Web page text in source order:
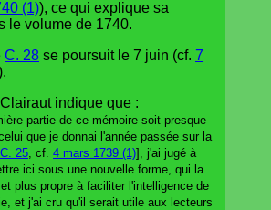
(1)), ce qui explique sa
le volume de 1740.
C. 28 se poursuit le 7 juin (cf. 7
indique que :
partie de ce mémoire soit presque
que je donnai l'année passée sur la
C. 25 , cf. 4 mars 1739 (1)], j'ai jugé à
ici sous une nouvelle forme, qui la
plus propre à faciliter l'intelligence de
et j'ai cru qu'il serait utile aux lecteurs